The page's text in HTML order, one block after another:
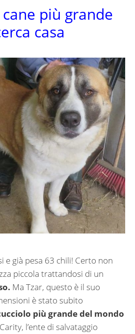
più grande
casa
e già pesa 63 chili! Certo non
piccola trattandosi di un
Ma Tzar, questo è il suo
è stato subito
più grande del mondo
l’ente di salvataggio